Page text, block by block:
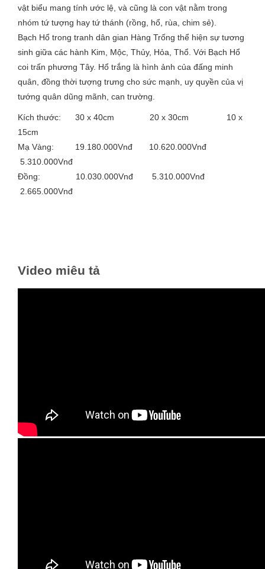
vật biểu mang tính ước lệ, và cũng là con vật nằm trong
nhóm tứ tượng hay tứ thánh (rồng, hổ, rùa, chim sẻ).
Bạch Hổ trong tranh dân gian Hàng Trống thể hiện sự tương
sinh giữa các hành Kim, Mộc, Thủy, Hỏa, Thổ. Với Bạch Hổ
coi trấn phương Tây. Hổ trắng là hình ảnh của đấng minh
quân, đồng thời tượng trưng cho sức mạnh, uy quyền của vị
tướng quân dũng mãnh, can trường.
Kích thước: 30 x 40cm 20 x 30cm 10 x
15cm
Mạ Vàng: 19.180.000Vnđ 10.620.000Vnđ
5.310.000Vnđ
Đồng: 10.030.000Vnđ 5.310.000Vnđ
2.665.000Vnđ
Video miêu tả